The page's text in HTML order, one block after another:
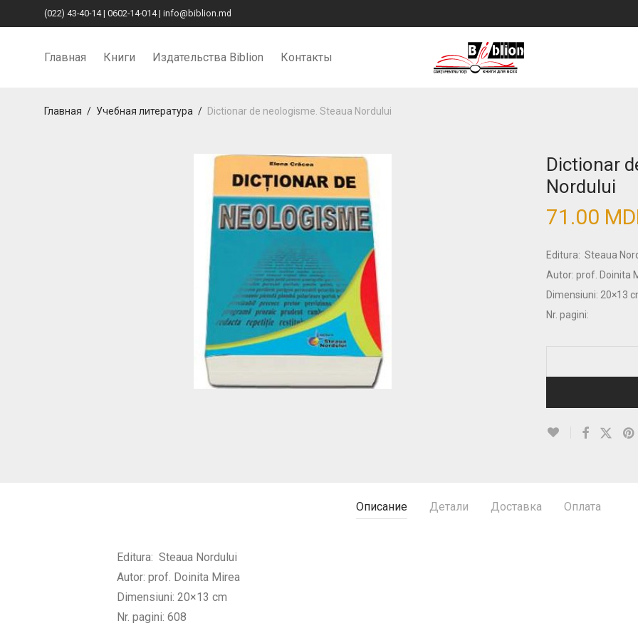
(022) 43-40-14| 0602-14-014| info@biblion.md
Главная Книги Издательства Biblion Контакты
Главная / Учебная литература / Dictionar de neologisme. Steaua Nordului
Dictionar
Nordului
71.00
Editura: Steaua
Autor: prof. Doinita
Dimensiuni: 20×13
Nr. pagini:
Описание Детали Доставка Оплата
Editura: Steaua Nordului
Autor: prof. Doinita Mirea
Dimensiuni: 20×13 cm
Nr. pagini: 608